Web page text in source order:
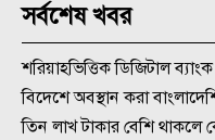
সর্বশেষ খবর
শরিয়াহভিত্তিক ডিজিটাল
বিদেশে অবস্থান করা
তিন লাখ টাকার বেশি থাকলে